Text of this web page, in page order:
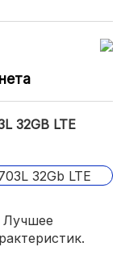
32GB LTE
Лучшее